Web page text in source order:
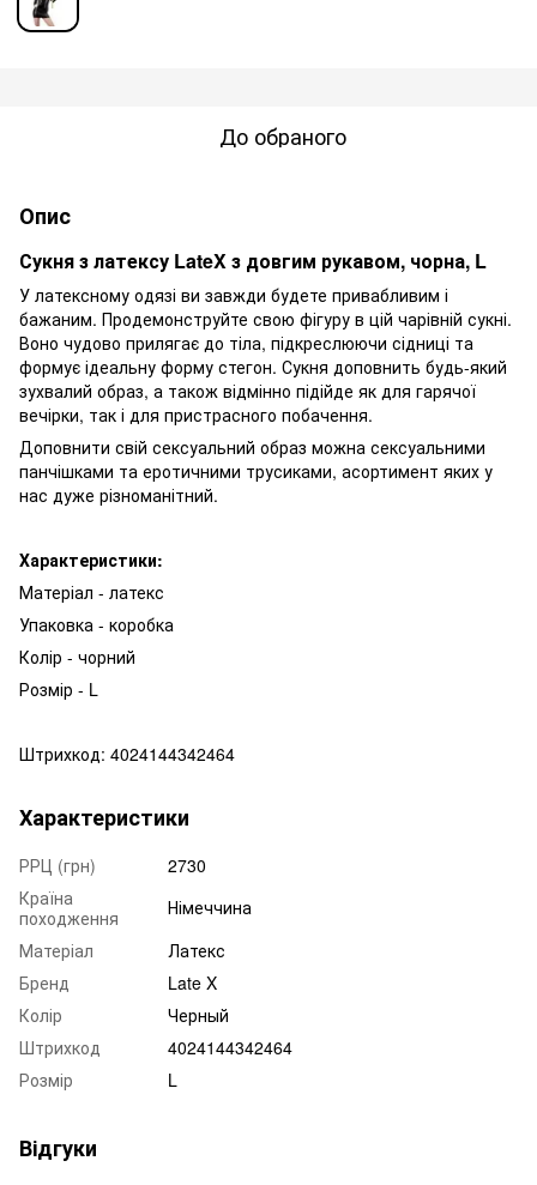
До обраного
Опис
Сукня з латексу LateX з довгим рукавом, чорна, L
У латексному одязі ви завжди будете привабливим і
бажаним. Продемонструйте свою фігуру в цій чарівній сукні.
Воно чудово прилягає до тіла, підкреслюючи сідниці та
формує ідеальну форму стегон. Сукня доповнить будь-який
зухвалий образ, а також відмінно підійде як для гарячої
вечірки, так і для пристрасного побачення.
Доповнити свій сексуальний образ можна сексуальними
панчішками та еротичними трусиками, асортимент яких у
нас дуже різноманітний.
Характеристики:
Матеріал - латекс
Упаковка - коробка
Колір - чорний
Розмір - L
Штрихкод: 4024144342464
Характеристики
РРЦ (грн)
2730
Країна
походження
Німеччина
Матеріал
Латекс
Бренд
Late X
Колір
Черный
Штрихкод
4024144342464
Розмір
L
Відгуки